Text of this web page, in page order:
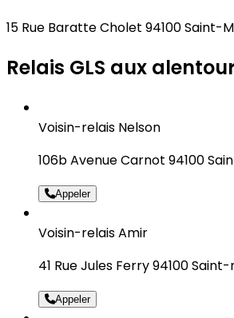
15 Rue Baratte Cholet 94100 Saint-
Relais GLS aux
Voisin-relais Nelson
106b Avenue Carnot 94100
Appeler
Voisin-relais Amir
41 Rue Jules Ferry 94100
Appeler